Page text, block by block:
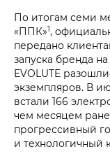
По итогам семи
«ППК»1,
передано
запуска бренда
EVOLUTE
экземпляров. В
встали 166
чем месяцем
прогрессивный
и технологичный